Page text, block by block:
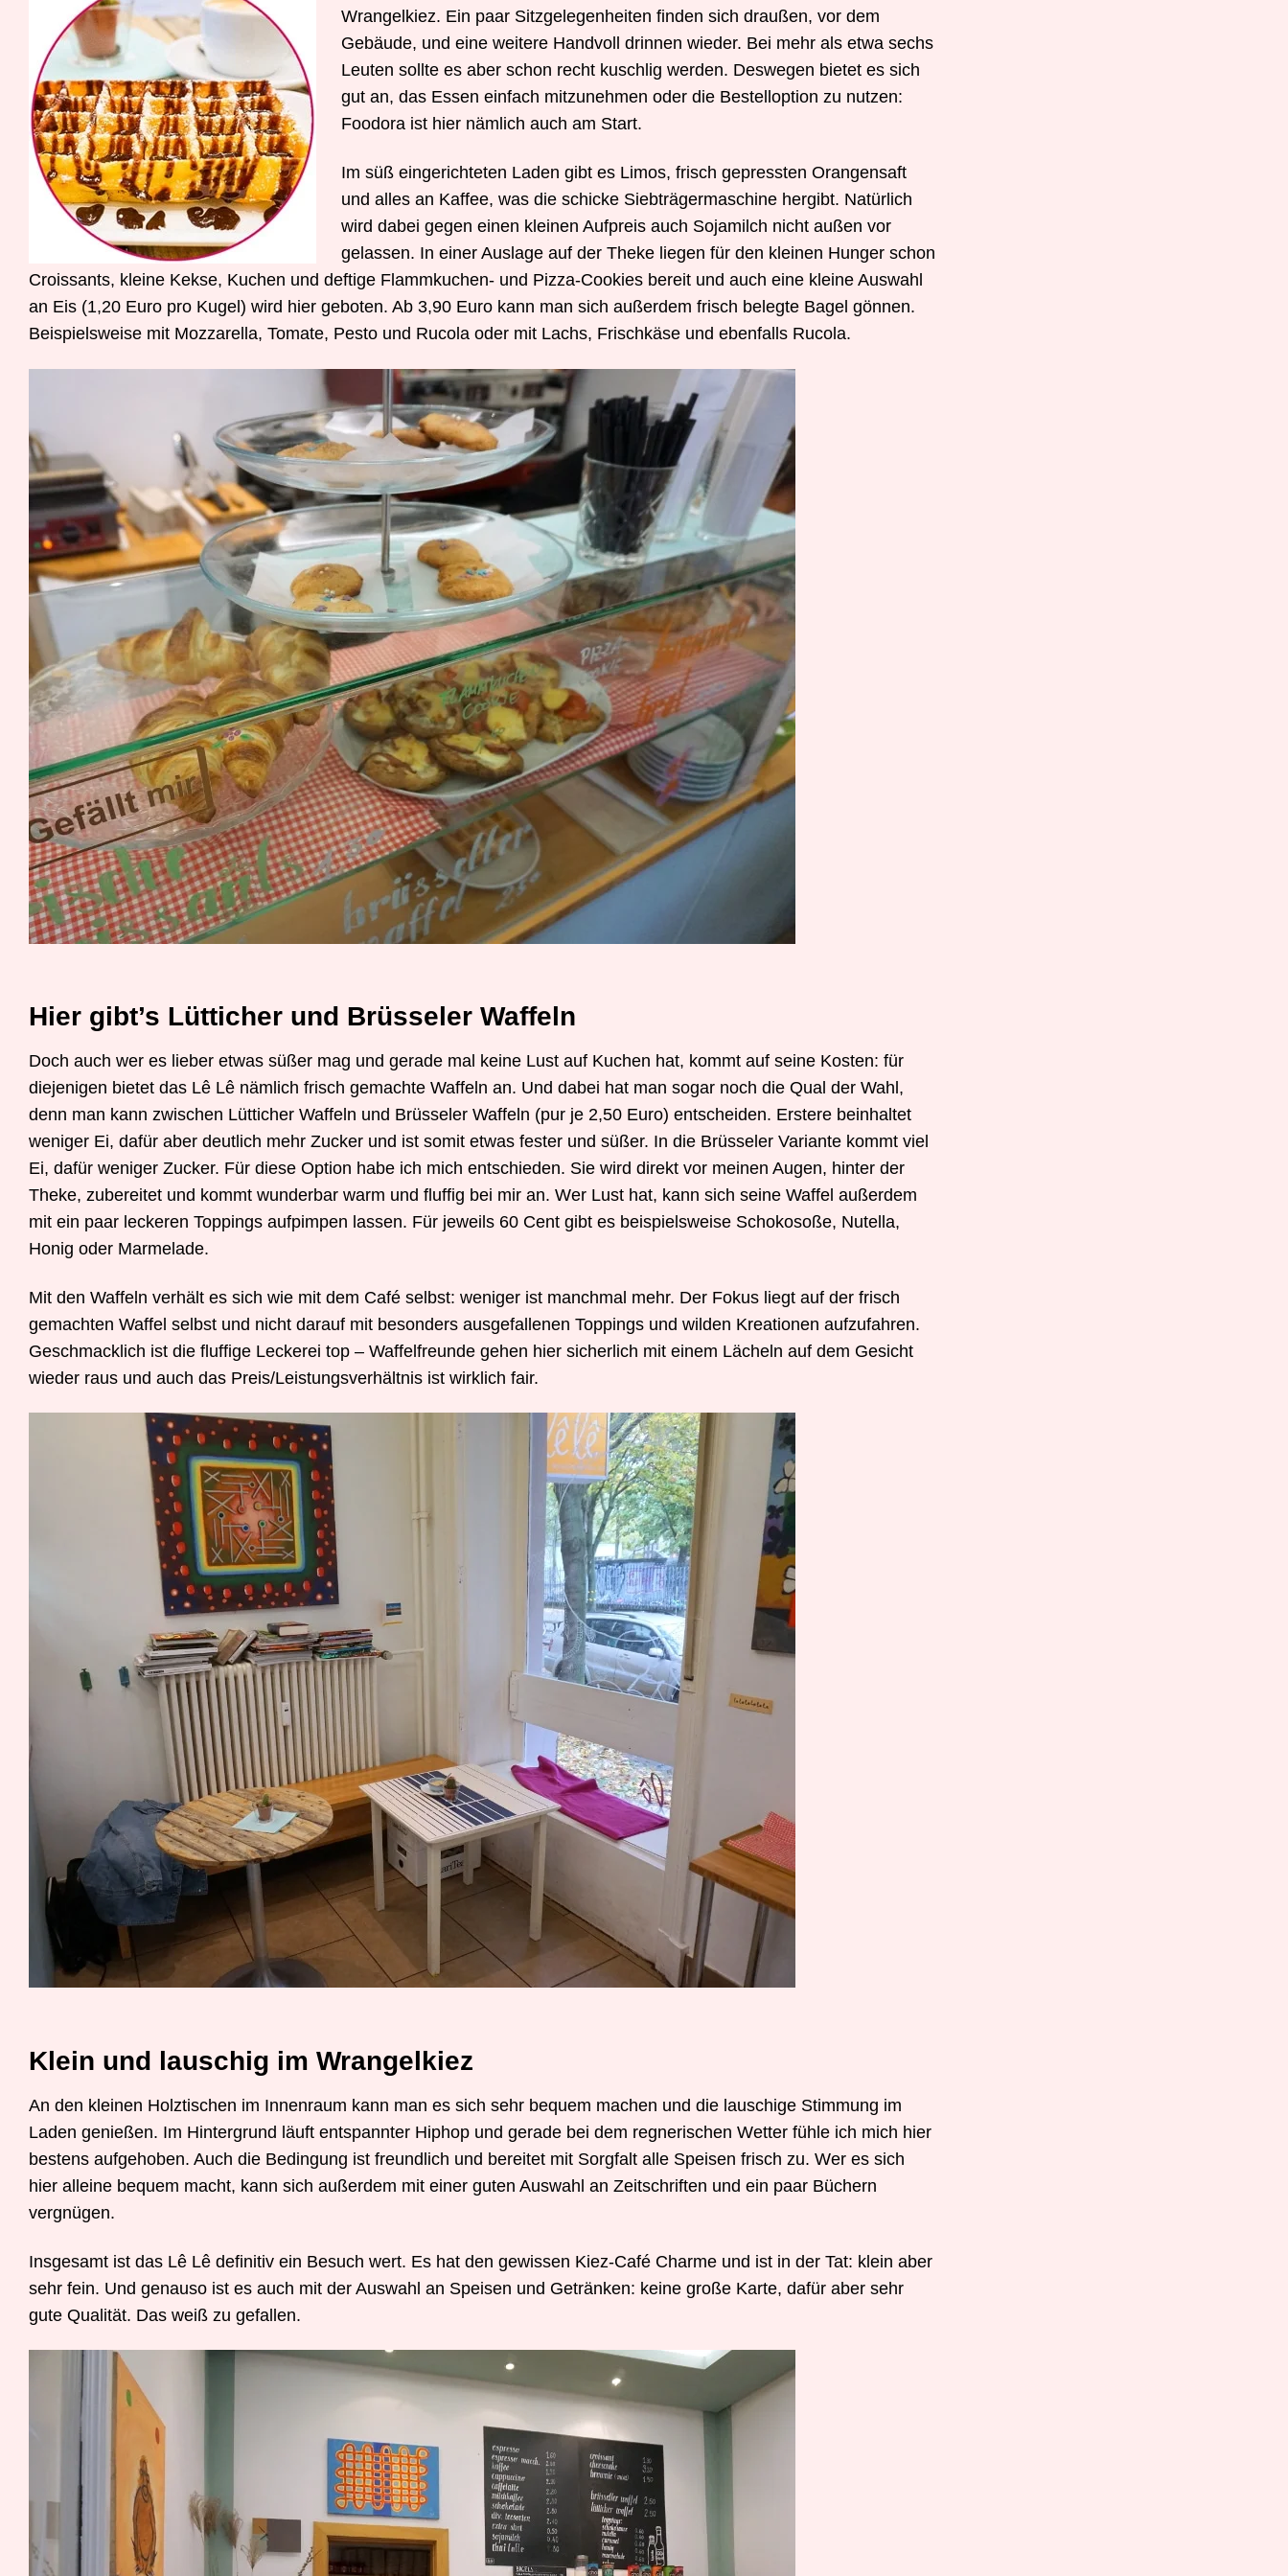
Wrangelkiez. Ein paar Sitzgelegenheiten finden sich draußen, vor dem
Gebäude, und eine weitere Handvoll drinnen wieder. Bei mehr als etwa sechs
Leuten sollte es aber schon recht kuschlig werden. Deswegen bietet es sich
gut an, das Essen einfach mitzunehmen oder die Bestelloption zu nutzen:
Foodora ist hier nämlich auch am Start.
Im süß eingerichteten Laden gibt es Limos, frisch gepressten Orangensaft
und alles an Kaffee, was die schicke Siebträgermaschine hergibt. Natürlich
wird dabei gegen einen kleinen Aufpreis auch Sojamilch nicht außen vor
gelassen. In einer Auslage auf der Theke liegen für den kleinen Hunger schon
Croissants, kleine Kekse, Kuchen und deftige Flammkuchen- und Pizza-Cookies bereit und auch eine kleine Auswahl
an Eis (1,20 Euro pro Kugel) wird hier geboten. Ab 3,90 Euro kann man sich außerdem frisch belegte Bagel gönnen.
Beispielsweise mit Mozzarella, Tomate, Pesto und Rucola oder mit Lachs, Frischkäse und ebenfalls Rucola.
Hier gibt’s Lütticher und Brüsseler Waffeln
Doch auch wer es lieber etwas süßer mag und gerade mal keine Lust auf Kuchen hat, kommt auf seine Kosten: für
diejenigen bietet das Lê Lê nämlich frisch gemachte Waffeln an. Und dabei hat man sogar noch die Qual der Wahl,
denn man kann zwischen Lütticher Waffeln und Brüsseler Waffeln (pur je 2,50 Euro) entscheiden. Erstere beinhaltet
weniger Ei, dafür aber deutlich mehr Zucker und ist somit etwas fester und süßer. In die Brüsseler Variante kommt viel
Ei, dafür weniger Zucker. Für diese Option habe ich mich entschieden. Sie wird direkt vor meinen Augen, hinter der
Theke, zubereitet und kommt wunderbar warm und fluffig bei mir an. Wer Lust hat, kann sich seine Waffel außerdem
mit ein paar leckeren Toppings aufpimpen lassen. Für jeweils 60 Cent gibt es beispielsweise Schokosoße, Nutella,
Honig oder Marmelade.
Mit den Waffeln verhält es sich wie mit dem Café selbst: weniger ist manchmal mehr. Der Fokus liegt auf der frisch
gemachten Waffel selbst und nicht darauf mit besonders ausgefallenen Toppings und wilden Kreationen aufzufahren.
Geschmacklich ist die fluffige Leckerei top – Waffelfreunde gehen hier sicherlich mit einem Lächeln auf dem Gesicht
wieder raus und auch das Preis/Leistungsverhältnis ist wirklich fair.
Klein und lauschig im Wrangelkiez
An den kleinen Holztischen im Innenraum kann man es sich sehr bequem machen und die lauschige Stimmung im
Laden genießen. Im Hintergrund läuft entspannter Hiphop und gerade bei dem regnerischen Wetter fühle ich mich hier
bestens aufgehoben. Auch die Bedingung ist freundlich und bereitet mit Sorgfalt alle Speisen frisch zu. Wer es sich
hier alleine bequem macht, kann sich außerdem mit einer guten Auswahl an Zeitschriften und ein paar Büchern
vergnügen.
Insgesamt ist das Lê Lê definitiv ein Besuch wert. Es hat den gewissen Kiez-Café Charme und ist in der Tat: klein aber
sehr fein. Und genauso ist es auch mit der Auswahl an Speisen und Getränken: keine große Karte, dafür aber sehr
gute Qualität. Das weiß zu gefallen.